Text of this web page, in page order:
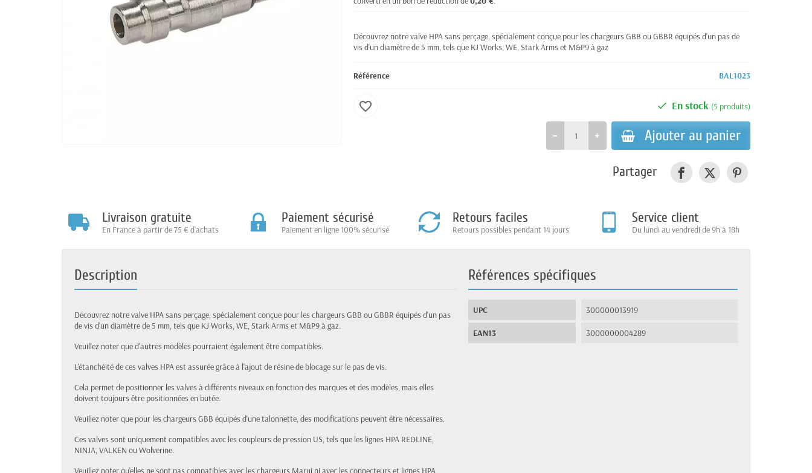
Découvrez notre valve HPA sans perçage, spécialement conçue pour les chargeurs GBB ou GBBR équipés d'un pas de
vis d'un diamètre de 5 mm, tels que KJ Works, WE, Stark Arms et M&P9 à gaz
Référence BAL1023
En stock (5 produits)
Ajouter au panier
favorite_border
Partager
Livraison gratuite
En France à partir de 75 € d'achats
Paiement sécurisé
Paiement en ligne 100% sécurisé
Retours faciles
Retours possibles pendant 14 jours
Service client
Du lundi au vendredi de 9h à 18h
Description
Découvrez notre valve HPA sans perçage, spécialement conçue pour les chargeurs GBB ou GBBR équipés d'un pas
de vis d'un diamètre de 5 mm, tels que KJ Works, WE, Stark Arms et M&P9 à gaz.
Veuillez noter que d'autres modèles pourraient également être compatibles.
L'étanchéité de ces valves HPA est assurée grâce à l'ajout de résine de blocage sur le pas de vis.
Cela permet de positionner les valves à différents niveaux en fonction des marques et des modèles, mais elles
doivent toujours être positionnées en butée.
Veuillez noter que pour les chargeurs GBB équipés d'une talonnette, des modifications peuvent être nécessaires.
Ces valves sont uniquement compatibles avec les coupleurs de pression US, tels que les lignes HPA REDLINE,
NINJA, VALKEN ou Wolverine.
Veuillez noter qu'elles ne sont pas compatibles avec les chargeurs Marui ni avec les connecteurs et lignes HPA
Références spécifiques
UPC 300000013919
EAN13 3000000004289